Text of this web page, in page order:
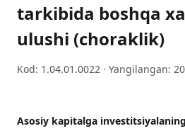
tarkibida boshqa
ulushi (choraklik)
Kod: 1.04.01.0022 · Yangilangan:
Asosiy kapitalga